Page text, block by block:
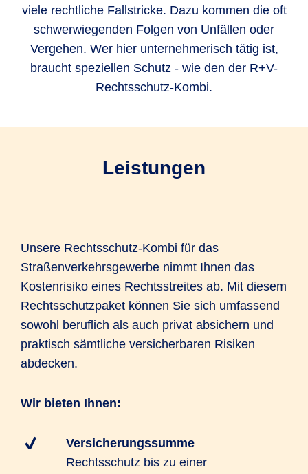
viele rechtliche Fallstricke. Dazu kommen die oft
schwerwiegenden Folgen von Unfällen oder
Vergehen. Wer hier unternehmerisch tätig ist,
braucht speziellen Schutz - wie den der R+V-
Rechtsschutz-Kombi.
Leistungen
Unsere Rechtsschutz-Kombi für das
Straßenverkehrsgewerbe nimmt Ihnen das
Kostenrisiko eines Rechtsstreites ab. Mit diesem
Rechtsschutzpaket können Sie sich umfassend
sowohl beruflich als auch privat absichern und
praktisch sämtliche versicherbaren Risiken
abdecken.
Wir bieten Ihnen:
Versicherungssumme
Rechtsschutz bis zu einer